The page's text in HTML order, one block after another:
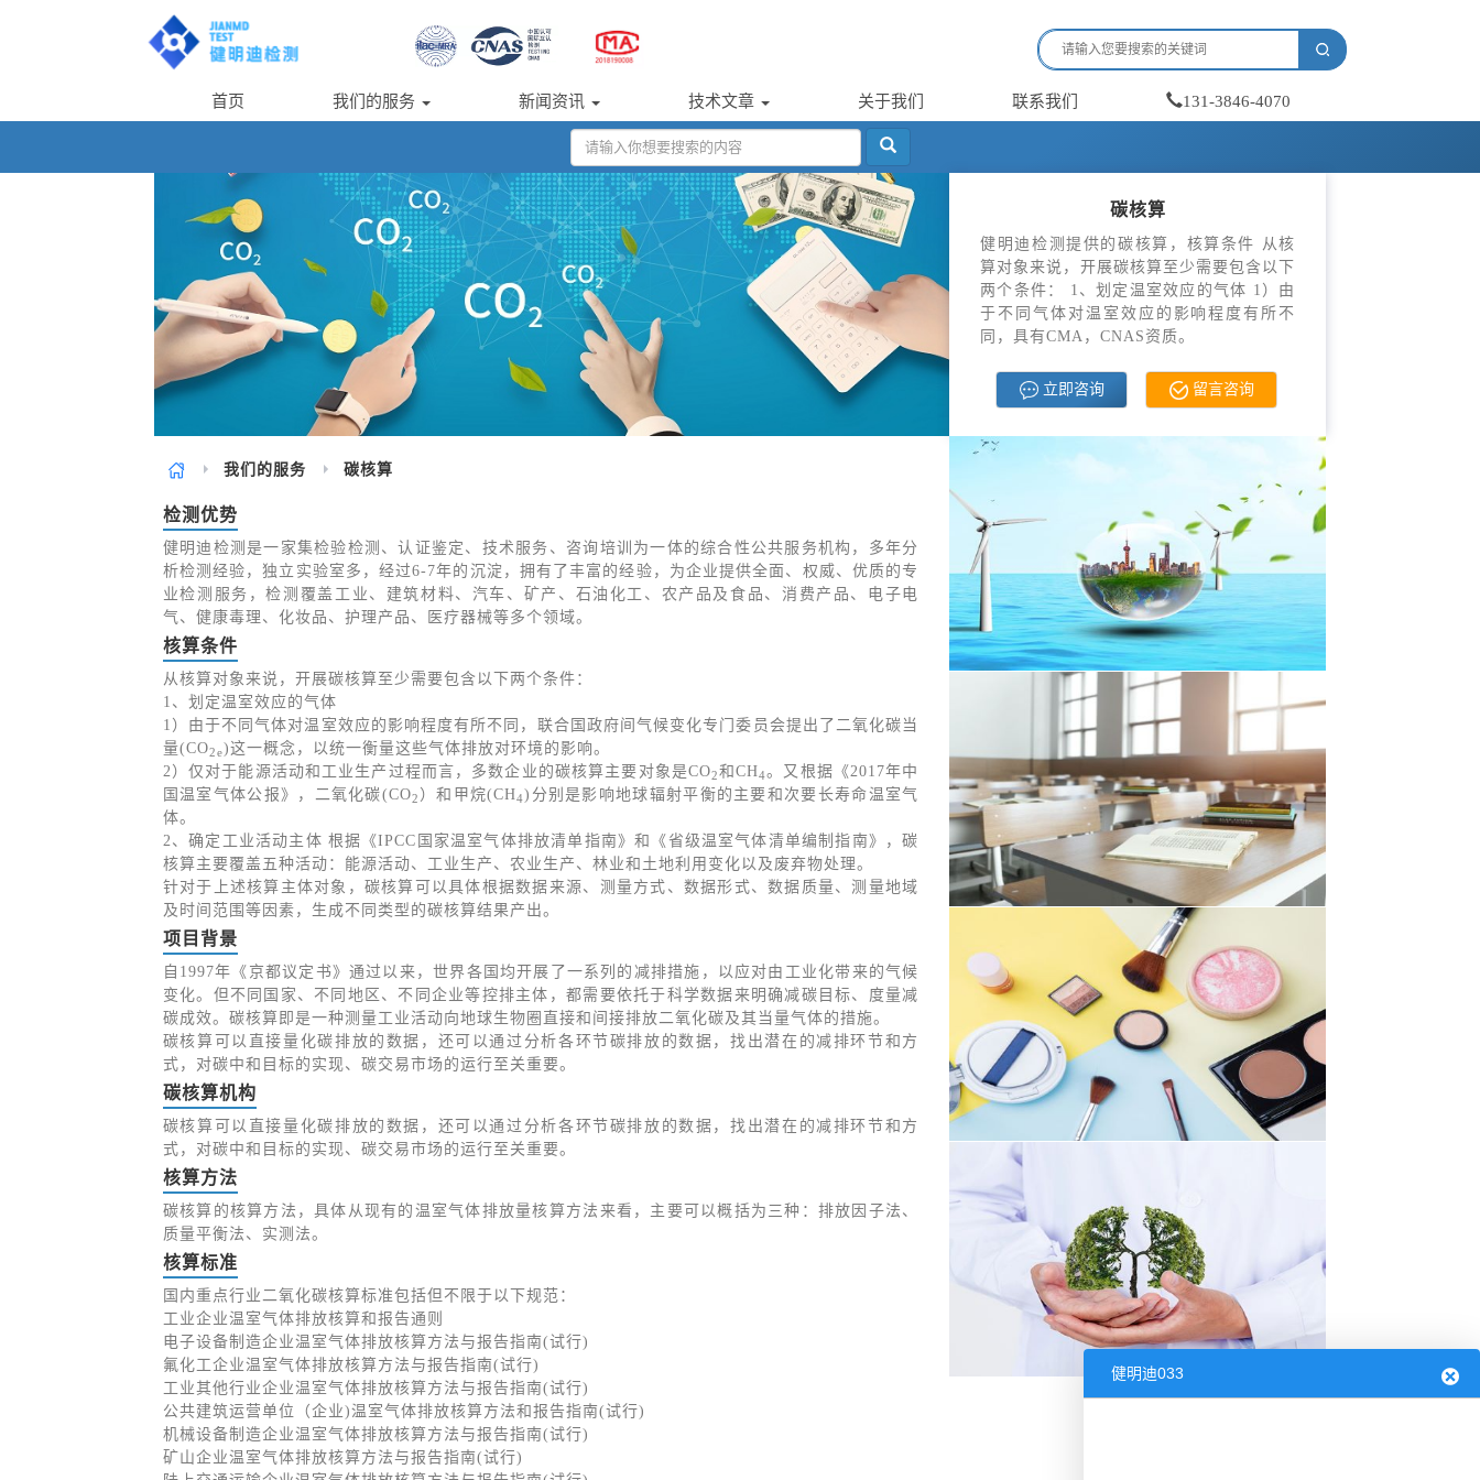
首页 我们的服务 新闻资讯 技术文章 关于我们 联系我们 131-3846-4070
我们的服务 碳核算
检测优势
健明迪检测是一家集检验检测、认证鉴定、技术服务、咨询培训为一体的综合性公共服务机构，多年分
析检测经验，独立实验室多，经过6-7年的沉淀，拥有了丰富的经验，为企业提供全面、权威、优质的专
业检测服务，检测覆盖工业、建筑材料、汽车、矿产、石油化工、农产品及食品、消费产品、电子电
气、健康毒理、化妆品、护理产品、医疗器械等多个领域。
核算条件
从核算对象来说，开展碳核算至少需要包含以下两个条件：
1、划定温室效应的气体
1）由于不同气体对温室效应的影响程度有所不同，联合国政府间气候变化专门委员会提出了二氧化碳当
量(CO2e)这一概念，以统一衡量这些气体排放对环境的影响。
2）仅对于能源活动和工业生产过程而言，多数企业的碳核算主要对象是CO2和CH4。又根据《2017年中
国温室气体公报》，二氧化碳(CO2 ）和甲烷(CH4)分别是影响地球辐射平衡的主要和次要长寿命温室气
体。
2、确定工业活动主体 根据《IPCC国家温室气体排放清单指南》和《省级温室气体清单编制指南》，碳
核算主要覆盖五种活动：能源活动、工业生产、农业生产、林业和土地利用变化以及废弃物处理。
针对于上述核算主体对象，碳核算可以具体根据数据来源、测量方式、数据形式、数据质量、测量地域
及时间范围等因素，生成不同类型的碳核算结果产出。
项目背景
自1997年《京都议定书》通过以来，世界各国均开展了一系列的减排措施，以应对由工业化带来的气候
变化。但不同国家、不同地区、不同企业等控排主体，都需要依托于科学数据来明确减碳目标、度量减
碳成效。碳核算即是一种测量工业活动向地球生物圈直接和间接排放二氧化碳及其当量气体的措施。
碳核算可以直接量化碳排放的数据，还可以通过分析各环节碳排放的数据，找出潜在的减排环节和方
式，对碳中和目标的实现、碳交易市场的运行至关重要。
碳核算机构
碳核算可以直接量化碳排放的数据，还可以通过分析各环节碳排放的数据，找出潜在的减排环节和方
式，对碳中和目标的实现、碳交易市场的运行至关重要。
核算方法
碳核算的核算方法，具体从现有的温室气体排放量核算方法来看，主要可以概括为三种：排放因子法、
质量平衡法、实测法。
核算标准
国内重点行业二氧化碳核算标准包括但不限于以下规范：
工业企业温室气体排放核算和报告通则
电子设备制造企业温室气体排放核算方法与报告指南(试行)
氟化工企业温室气体排放核算方法与报告指南(试行)
工业其他行业企业温室气体排放核算方法与报告指南(试行)
公共建筑运营单位（企业)温室气体排放核算方法和报告指南(试行)
机械设备制造企业温室气体排放核算方法与报告指南(试行)
矿山企业温室气体排放核算方法与报告指南(试行)
碳核算
健明迪检测提供的碳核算，核算条件 从核
算对象来说，开展碳核算至少需要包含以下
两个条件： 1、划定温室效应的气体 1）由
于不同气体对温室效应的影响程度有所不
同，具有CMA，CNAS资质。
立即咨询 留言咨询